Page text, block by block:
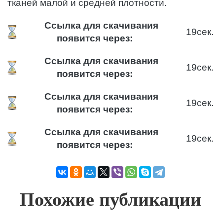
тканей малой и средней плотности.
Ссылка для скачивания
появится через:
19сек.
Ссылка для скачивания
появится через:
19сек.
Ссылка для скачивания
появится через:
19сек.
Ссылка для скачивания
появится через:
19сек.
Похожие публикации